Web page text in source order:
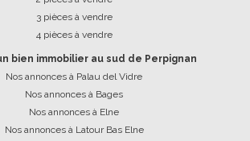
3 pièces à vendre
4 pièces à vendre
bien immobilier au sud de Perpignan
Nos annonces à Palau del Vidre
Nos annonces à Bages
Nos annonces à Elne
Nos annonces à Latour Bas Elne